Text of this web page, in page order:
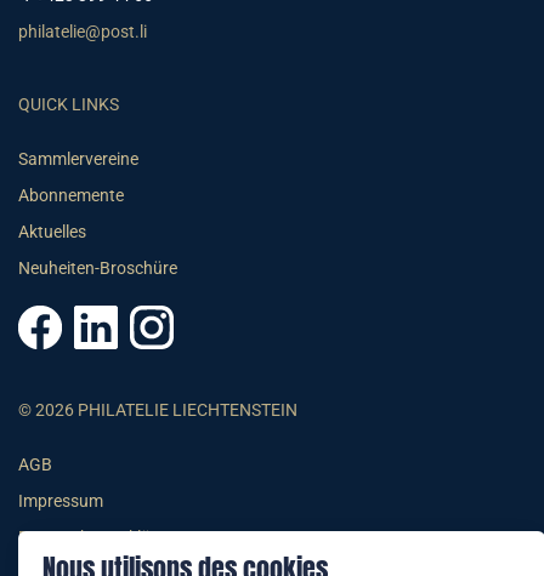
philatelie@post.li
QUICK LINKS
Sammlervereine
Abonnemente
Aktuelles
Neuheiten-Broschüre
© 2026 PHILATELIE LIECHTENSTEIN
AGB
Impressum
Datenschutzerklärung